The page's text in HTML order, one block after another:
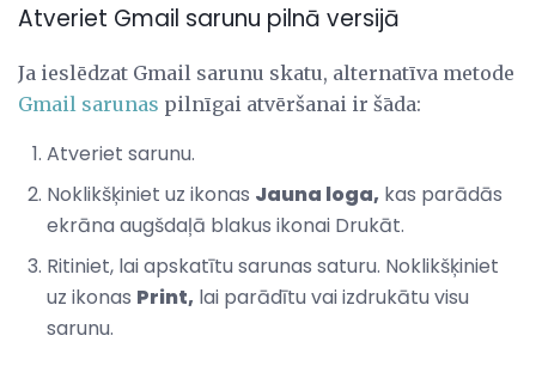
Atveriet Gmail sarunu pilnā versijā
Ja ieslēdzat Gmail sarunu skatu, alternatīva metode
Gmail sarunas pilnīgai atvēršanai ir šāda:
Atveriet sarunu.
Noklikšķiniet uz ikonas Jauna loga, kas parādās
ekrāna augšdaļā blakus ikonai Drukāt.
Ritiniet, lai apskatītu sarunas saturu. Noklikšķiniet
uz ikonas Print, lai parādītu vai izdrukātu visu
sarunu.